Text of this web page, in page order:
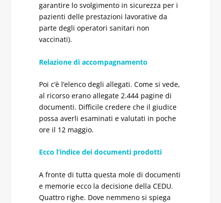
garantire lo svolgimento in sicurezza per i
pazienti delle prestazioni lavorative da
parte degli operatori sanitari non
vaccinati).
Relazione di accompagnamento
Poi c’è l’elenco degli allegati. Come si vede,
al ricorso erano allegate 2.444 pagine di
documenti. Difficile credere che il giudice
possa averli esaminati e valutati in poche
ore il 12 maggio.
Ecco l’indice dei documenti prodotti
A fronte di tutta questa mole di documenti
e memorie ecco la decisione della CEDU.
Quattro righe. Dove nemmeno si spiega